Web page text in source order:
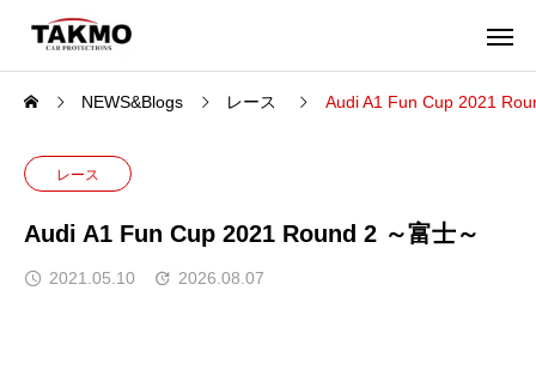
NEWS&Blogs レース Audi A1 Fun Cup 2021
レース
Audi A1 Fun Cup 2021 Round 2 ～富士～
2021.05.10 2026.08.07